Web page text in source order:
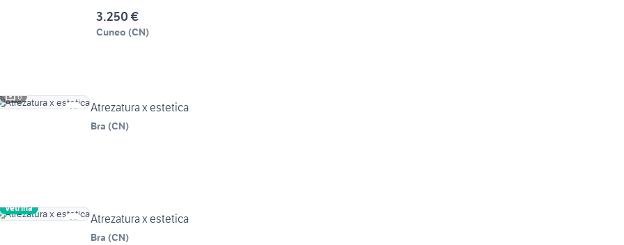
3.250 €
Cuneo (CN)
6
Atrezatura x estetica
Bra (CN)
Vetrina
Atrezatura x estetica
Bra (CN)